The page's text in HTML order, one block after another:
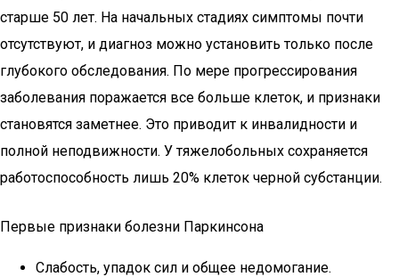
старше 50 лет. На начальных стадиях симптомы почти
отсутствуют, и диагноз можно установить только после
глубокого обследования. По мере прогрессирования
заболевания поражается все больше клеток, и признаки
становятся заметнее. Это приводит к инвалидности и
полной неподвижности. У тяжелобольных сохраняется
работоспособность лишь 20% клеток черной субстанции.
Первые признаки болезни Паркинсона
Слабость, упадок сил и общее недомогание.